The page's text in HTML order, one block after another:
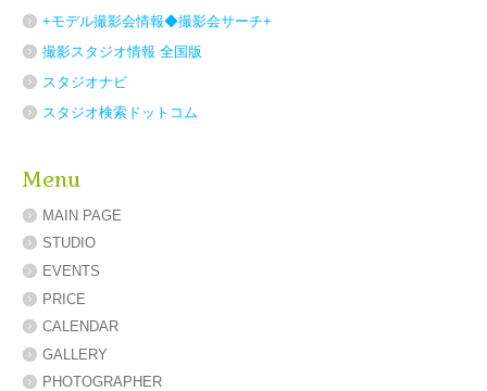
+モデル撮影会情報◆撮影会サーチ+
撮影スタジオ情報 全国版
スタジオナビ
スタジオ検索ドットコム
Menu
MAIN PAGE
STUDIO
EVENTS
PRICE
CALENDAR
GALLERY
PHOTOGRAPHER